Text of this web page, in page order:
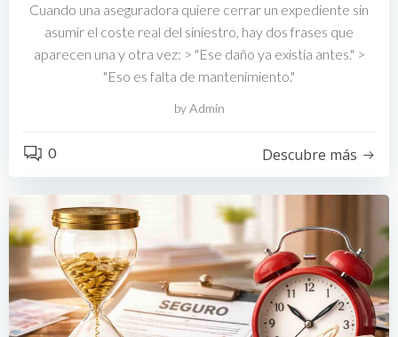
Cuando una aseguradora quiere cerrar un expediente sin
asumir el coste real del siniestro, hay dos frases que
aparecen una y otra vez: > "Ese daño ya existía antes." >
"Eso es falta de mantenimiento."
byAdmin
0 Descubre más